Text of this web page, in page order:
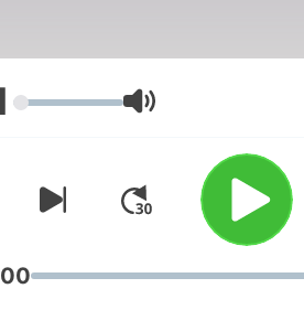
עוצמת שמע